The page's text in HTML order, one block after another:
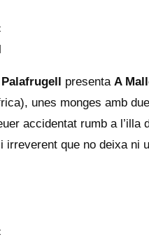
presenta A
unes monges amb
accidentat rumb a
irreverent que no deixa ni